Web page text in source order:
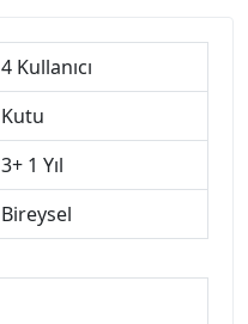
4 Kullanıcı
Kutu
3+ 1 Yıl
Bireysel